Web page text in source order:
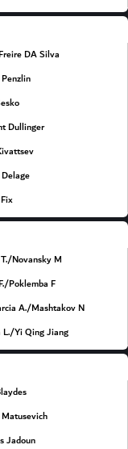
DA Silva
Dullinger
Novansky M.
Poklemba F.
A./Mashtakov N.
L./Yi Qing Jiang
Jadoun